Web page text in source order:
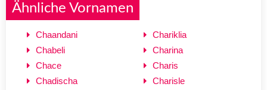
Ähnliche Vornamen
Chaandani
Chabeli
Chace
Chadischa
Chariklia
Charina
Charis
Charisle